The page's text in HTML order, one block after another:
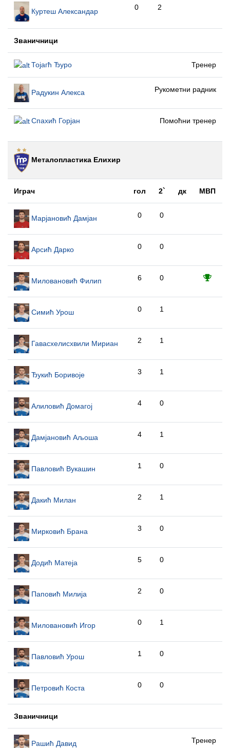
Куртеш Александар 0 2
Званичници
Тојагћ Ђуро Тренер
Радукин Алекса Рукометни радник
Спахић Горјан Помоћни тренер
Металопластика Елиxир
Играч гол 2` дк МВП
Марјановић Дамјан 0 0
Арсић Дарко 0 0
Миловановић Филип 6 0
Симић Урош 0 1
Гавасхелисхвили Мириан 2 1
Ђукић Боривоје 3 1
Алиловић Домагој 4 0
Дамјановић Аљоша 4 1
Павловић Вукашин 1 0
Дакић Милан 2 1
Мирковић Брана 3 0
Додић Матеја 5 0
Паповић Милија 2 0
Миловановић Игор 0 1
Павловић Урош 1 0
Петровић Коста 0 0
Званичници
Рашић Давид Тренер